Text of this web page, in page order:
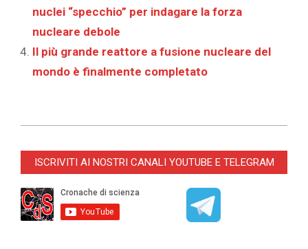
nuclei “specchio” per indagare la forza
nucleare debole
Il più grande reattore a fusione nucleare del
mondo è finalmente completato
03-
ISCRIVITI AI NOSTRI CANALI YOUTUBE E TELEGRAM